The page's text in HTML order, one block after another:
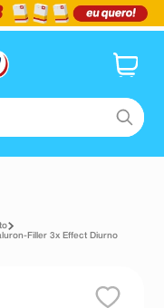
Filler 3x Effect Diurno